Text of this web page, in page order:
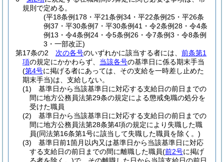
規則で定める。
(平18条例178・平21条例34・平22条例25・平26条
例37・平30条例7・平30条例41・令2条例28・令4条
例13・令4条例24・令5条例26・令7条例3・令8条例
3・一部改正)
第17条の2
次の各号のいずれかに該当する者には、 前条第1
項の規定にかかわらず、 当該各号の基準日に係る期末手当
(第4号に掲げる者にあっては、その支給を一時差し止めた
期末手当)は、支給しない。
(1)
基準日から当該基準日に対応する支給日の前日までの
間に地方公務員法第29条の規定による懲戒免職の処分を
受けた職員
(2)
基準日から当該基準日に対応する支給日の前日までの
間に地方公務員法第28条第4項の規定により失職した職
員(同法第16条第1号に該当して失職した職員を除く。)
(3)
基準日前1箇月以内又は基準日から当該基準日に対応
する支給日の前日までの間に離職した職員(前2号に掲げ